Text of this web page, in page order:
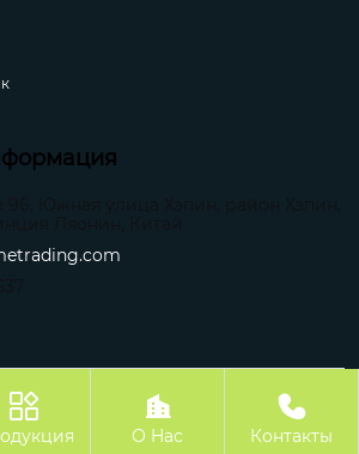
Хуэйфэнтай Импорт и Экспорт Ко.
 
О Hас

Контакты